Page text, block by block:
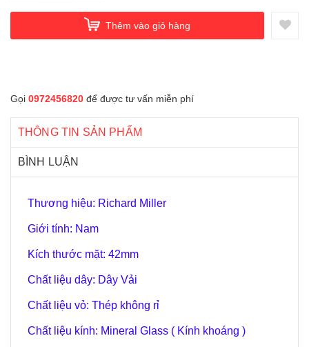
Thêm vào giỏ hàng
Gọi 0972456820 để được tư vấn miễn phí
THÔNG TIN SẢN PHẨM
BÌNH LUẬN
Thương hiệu: Richard Miller
Giới tính: Nam
Kích thước mặt: 42mm
Chất liệu dây: Dây Vải
Chất liệu vỏ: Thép không rỉ
Chất liệu kính: Mineral Glass ( Kính khoáng )